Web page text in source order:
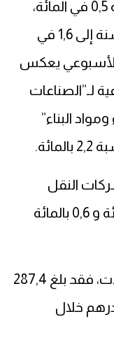
مؤشر “مازي” سجل ارتفاعا بنسبة 0,5 في المائة،
ليقلص أداءه السلبي منذ بداية السنة إلى 1,6 في
الأسبوعي يعكس
لـ”الصناعات
“البناء ومواد البناء”
النقل
والتأمينات انخفاضا بنسبة 1,8 بالمائة و 0,6 بالمائة
وبخصوص الحجم الإجمالي للمبادلات، فقد بلغ 287,4
مليون درهم خلال